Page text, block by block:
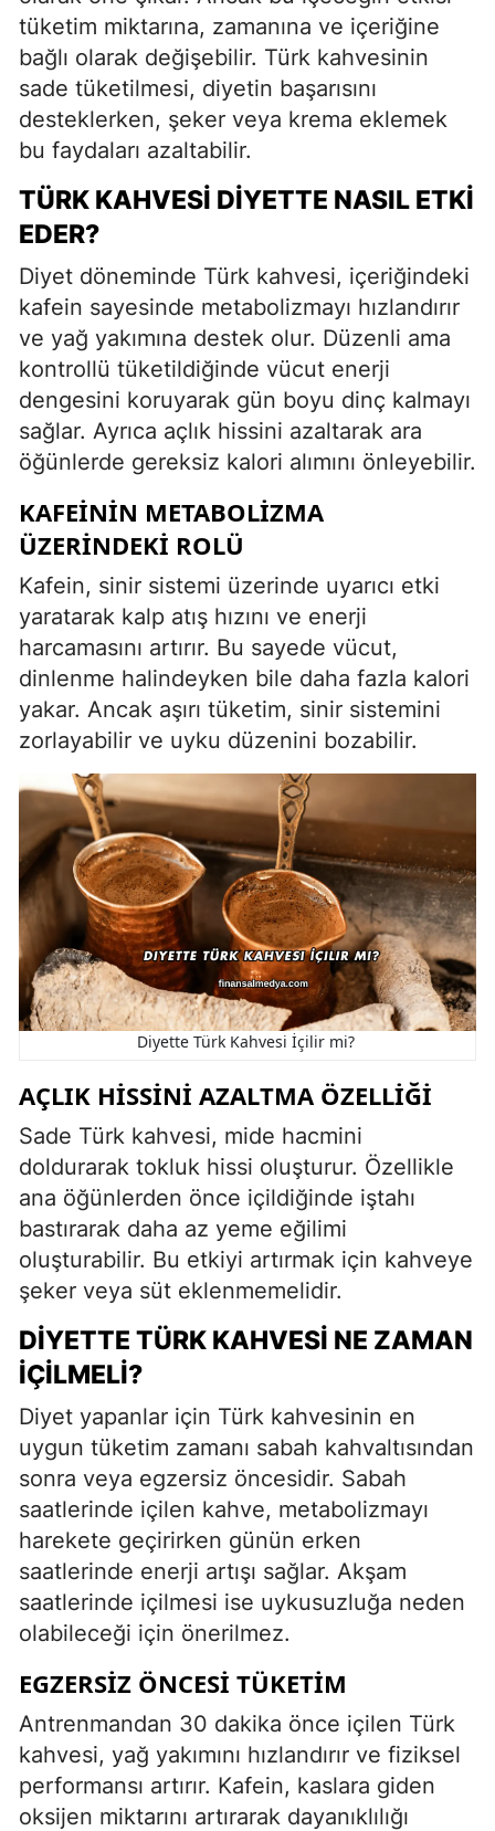
tüketim miktarına, zamanına ve içeriğine
bağlı olarak değişebilir. Türk kahvesinin
sade tüketilmesi, diyetin başarısını
desteklerken, şeker veya krema eklemek
bu faydaları azaltabilir.
TÜRK KAHVESI DIYETTE NASIL ETKI
EDER?
Diyet döneminde Türk kahvesi, içeriğindeki
kafein sayesinde metabolizmayı hızlandırır
ve yağ yakımına destek olur. Düzenli ama
kontrollü tüketildiğinde vücut enerji
dengesini koruyarak gün boyu dinç kalmayı
sağlar. Ayrıca açlık hissini azaltarak ara
öğünlerde gereksiz kalori alımını önleyebilir.
KAFEININ METABOLIZMA
ÜZERINDEKI ROLÜ
Kafein, sinir sistemi üzerinde uyarıcı etki
yaratarak kalp atış hızını ve enerji
harcamasını artırır. Bu sayede vücut,
dinlenme halindeyken bile daha fazla kalori
yakar. Ancak aşırı tüketim, sinir sistemini
zorlayabilir ve uyku düzenini bozabilir.
Diyette Türk Kahvesi İçilir mi?
AÇLIK HISSINI AZALTMA ÖZELLIĞI
Sade Türk kahvesi, mide hacmini
doldurarak tokluk hissi oluşturur. Özellikle
ana öğünlerden önce içildiğinde iştahı
bastırarak daha az yeme eğilimi
oluşturabilir. Bu etkiyi artırmak için kahveye
şeker veya süt eklenmemelidir.
DIYETTE TÜRK KAHVESI NE ZAMAN
İÇILMELI?
Diyet yapanlar için Türk kahvesinin en
uygun tüketim zamanı sabah kahvaltısından
sonra veya egzersiz öncesidir. Sabah
saatlerinde içilen kahve, metabolizmayı
harekete geçirirken günün erken
saatlerinde enerji artışı sağlar. Akşam
saatlerinde içilmesi ise uykusuzluğa neden
olabileceği için önerilmez.
EGZERSIZ ÖNCESI TÜKETIM
Antrenmandan 30 dakika önce içilen Türk
kahvesi, yağ yakımını hızlandırır ve fiziksel
performansı artırır. Kafein, kaslara giden
oksijen miktarını artırarak dayanıklılığı